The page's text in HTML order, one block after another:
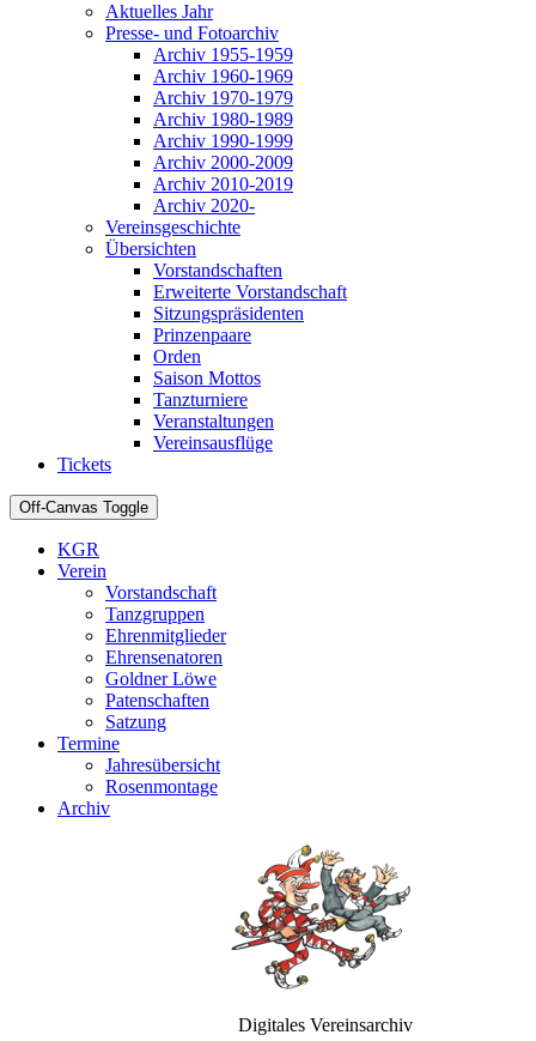
Aktuelles Jahr
Presse- und Fotoarchiv
Archiv 1955-1959
Archiv 1960-1969
Archiv 1970-1979
Archiv 1980-1989
Archiv 1990-1999
Archiv 2000-2009
Archiv 2010-2019
Archiv 2020-
Vereinsgeschichte
Übersichten
Vorstandschaften
Erweiterte Vorstandschaft
Sitzungspräsidenten
Prinzenpaare
Orden
Saison Mottos
Tanzturniere
Veranstaltungen
Vereinsausflüge
Tickets
Off-Canvas Toggle
KGR
Verein
Vorstandschaft
Tanzgruppen
Ehrenmitglieder
Ehrensenatoren
Goldner Löwe
Patenschaften
Satzung
Termine
Jahresübersicht
Rosenmontage
Archiv
Digitales Vereinsarchiv